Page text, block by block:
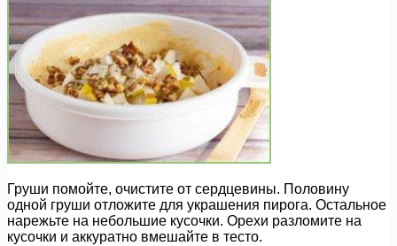
Груши помойте, очистите от сердцевины. Половину
одной груши отложите для украшения пирога. Остальное
нарежьте на небольшие кусочки. Орехи разломите на
кусочки и аккуратно вмешайте в тесто.